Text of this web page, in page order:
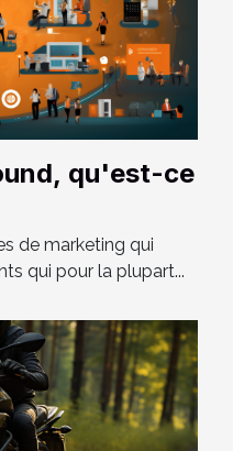
qu'est-ce
de marketing qui
qui pour la plupart...